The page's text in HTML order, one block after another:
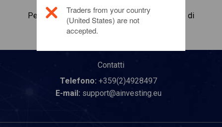
Per maggiori informazioni su questo prodotto di
investimento,fai clic qui
Contatti
Telefono: +359(2)4928497
E-mail: support@ainvesting.eu
Traders from your country
(United States) are not
accepted.